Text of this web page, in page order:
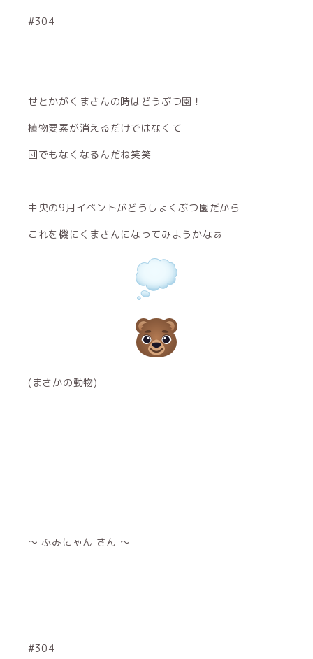
#304
せとかがくまさんの時はどうぶつ園！
植物要素が消えるだけではなくて
団でもなくなるんだね笑笑
中央の9月イベントがどうしょくぶつ園だから
これを機にくまさんになってみようかなぁ
(まさかの動物)
～ ふみにゃん さん ～
#304